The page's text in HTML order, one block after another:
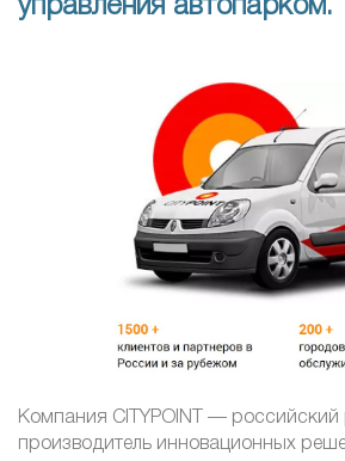
управления автопарком.
Компания CITYPOINT — российский
производитель инновационных